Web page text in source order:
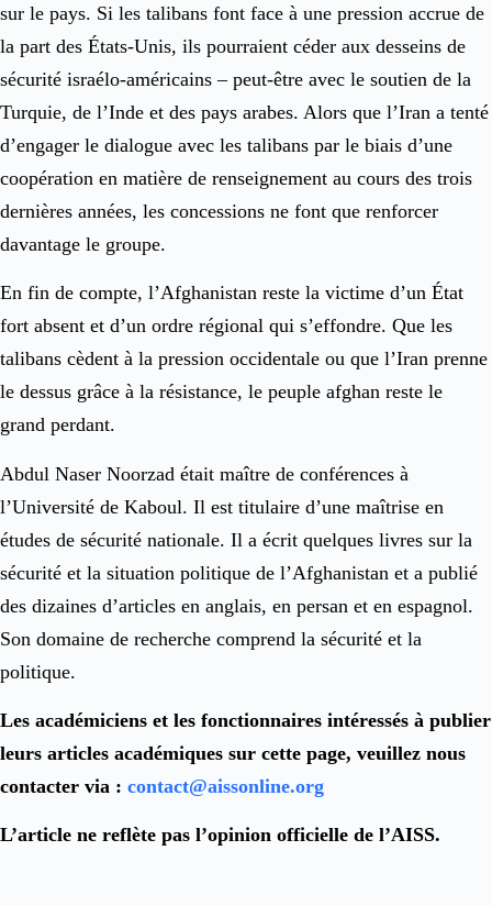
sur le pays. Si les talibans font face à une pression accrue de
la part des États-Unis, ils pourraient céder aux desseins de
sécurité israélo-américains – peut-être avec le soutien de la
Turquie, de l’Inde et des pays arabes. Alors que l’Iran a tenté
d’engager le dialogue avec les talibans par le biais d’une
coopération en matière de renseignement au cours des trois
dernières années, les concessions ne font que renforcer
davantage le groupe.
En fin de compte, l’Afghanistan reste la victime d’un État
fort absent et d’un ordre régional qui s’effondre. Que les
talibans cèdent à la pression occidentale ou que l’Iran prenne
le dessus grâce à la résistance, le peuple afghan reste le
grand perdant.
Abdul Naser Noorzad était maître de conférences à
l’Université de Kaboul. Il est titulaire d’une maîtrise en
études de sécurité nationale. Il a écrit quelques livres sur la
sécurité et la situation politique de l’Afghanistan et a publié
des dizaines d’articles en anglais, en persan et en espagnol.
Son domaine de recherche comprend la sécurité et la
politique.
Les académiciens et les fonctionnaires intéressés à publier
leurs articles académiques sur cette page, veuillez nous
contacter via : contact@aissonline.org
L’article ne reflète pas l’opinion officielle de l’AISS.